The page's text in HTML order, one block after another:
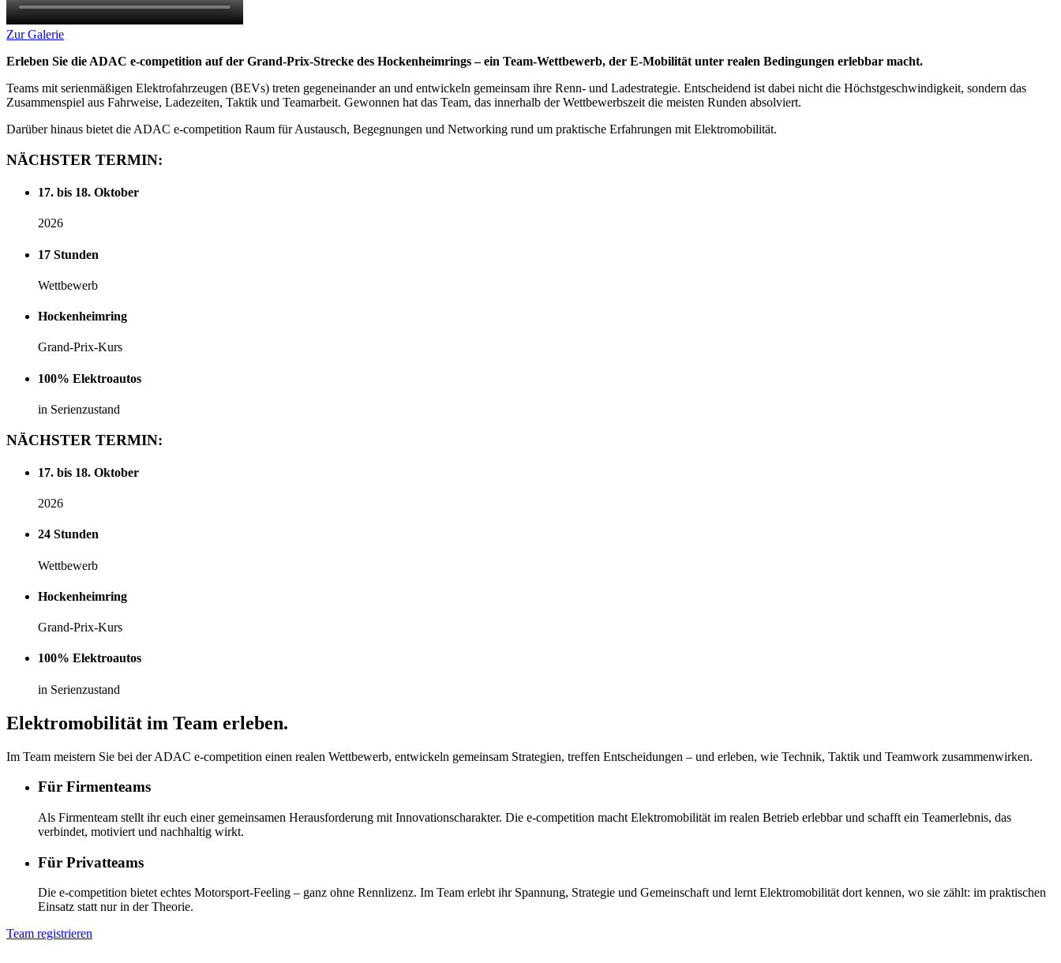
Zur Galerie
Erleben Sie die ADAC e‑competition auf der Grand‑Prix‑Strecke des Hockenheimrings – ein Team‑Wettbewerb, der E-Mobilität unter realen Bedingungen erlebbar macht.
Teams mit serienmäßigen Elektrofahrzeugen (BEVs) treten gegeneinander an und entwickeln gemeinsam ihre Renn‑ und Ladestrategie. Entscheidend ist dabei nicht die Höchstgeschwindigkeit, sondern das
Zusammenspiel aus Fahrweise, Ladezeiten, Taktik und Teamarbeit. Gewonnen hat das Team, das innerhalb der Wettbewerbszeit die meisten Runden absolviert.
Darüber hinaus bietet die ADAC e‑competition Raum für Austausch, Begegnungen und Networking rund um praktische Erfahrungen mit Elektromobilität.
NÄCHSTER TERMIN:
17. bis 18. Oktober
2026
17 Stunden
Wettbewerb
Hockenheimring
Grand-Prix-Kurs
100% Elektroautos
in Serienzustand
NÄCHSTER TERMIN:
17. bis 18. Oktober
2026
24 Stunden
Wettbewerb
Hockenheimring
Grand-Prix-Kurs
100% Elektroautos
in Serienzustand
Elektromobilität im Team erleben.
Im Team meistern Sie bei der ADAC e-competition einen realen Wettbewerb, entwickeln gemeinsam Strategien, treffen Entscheidungen – und erleben, wie Technik, Taktik und Teamwork zusammenwirken.
Für Firmenteams
Als Firmenteam stellt ihr euch einer gemeinsamen Herausforderung mit Innovationscharakter. Die e‑competition macht Elektromobilität im realen Betrieb erlebbar und schafft ein Teamerlebnis, das
verbindet, motiviert und nachhaltig wirkt.
Für Privatteams
Die e‑competition bietet echtes Motorsport‑Feeling – ganz ohne Rennlizenz. Im Team erlebt ihr Spannung, Strategie und Gemeinschaft und lernt Elektromobilität dort kennen, wo sie zählt: im praktischen
Einsatz statt nur in der Theorie.
Team registrieren